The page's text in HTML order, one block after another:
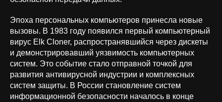
Эпоха персональных компьютеров принесла новые
вызовы. В 1983 году появился первый компьютерный
вирус Elk Cloner, распространявшийся через дискеты
и демонстрировавший уязвимость компьютерных
систем. Это событие стало отправной точкой для
развития антивирусной индустрии и комплексных
систем защиты. В России становление систем
информационной безопасности началось в конце